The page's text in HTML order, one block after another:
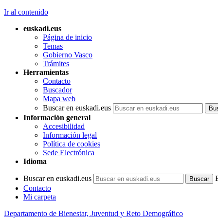
Ir al contenido
euskadi.eus
Página de inicio
Temas
Gobierno Vasco
Trámites
Herramientas
Contacto
Buscador
Mapa web
Buscar en euskadi.eus
Información general
Accesibilidad
Información legal
Política de cookies
Sede Electrónica
Idioma
Buscar en euskadi.eus
Contacto
Mi carpeta
Departamento de Bienestar, Juventud y Reto Demográfico